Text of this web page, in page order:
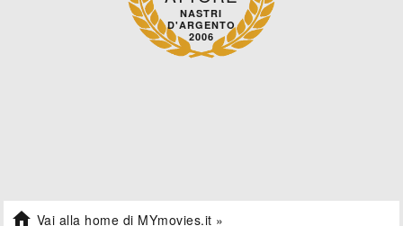
NASTRI
D'ARGENTO
2006
 Vai alla home di MYmovies.it »